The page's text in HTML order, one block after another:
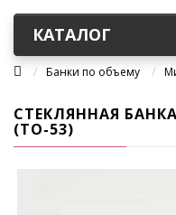
КАТАЛОГ
Банки по объему
СТЕКЛЯННАЯ
(ТО-53)